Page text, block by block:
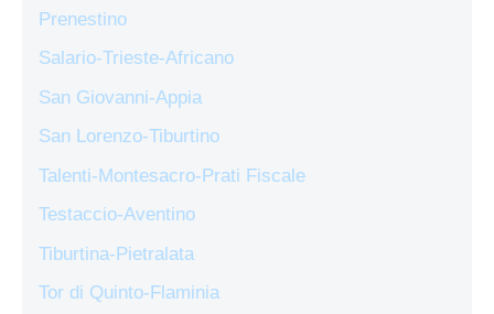
Prenestino
Salario-Trieste-Africano
San Giovanni-Appia
San Lorenzo-Tiburtino
Talenti-Montesacro-Prati Fiscale
Testaccio-Aventino
Tiburtina-Pietralata
Tor di Quinto-Flaminia